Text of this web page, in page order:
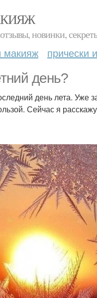
новинки,
макияж прически
день?
день лета. Уже
Сейчас я